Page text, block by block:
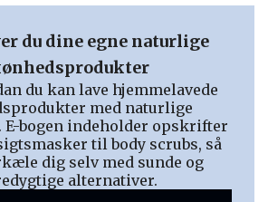
du dine egne naturlige
du kan lave hjemmelavede
med naturlige
E-bogen indeholder opskrifter
til body scrubs, så
dig selv med sunde og
alternativer.